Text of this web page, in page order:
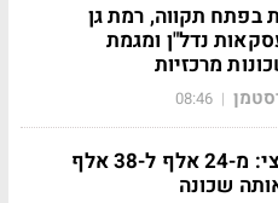
בפתח תקווה, רמת גן
נדל"ן ומגמת
מרכזיות
|
08:46
קריית קריניצי: מ-24 אלף ל-38 אלף
שכונה